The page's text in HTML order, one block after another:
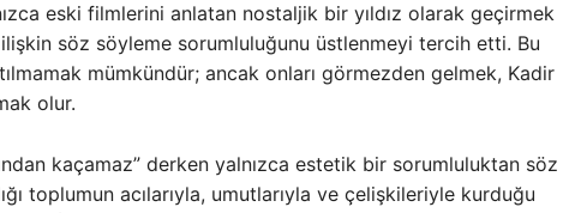
eski filmlerini anlatan nostaljik bir yıldız olarak geçirmek
söz söyleme sorumluluğunu üstlenmeyi tercih etti. Bu
mümkündür; ancak onları görmezden gelmek, Kadir
olur.
kaçamaz” derken yalnızca estetik bir sorumluluktan söz
toplumun acılarıyla, umutlarıyla ve çelişkileriyle kurduğu